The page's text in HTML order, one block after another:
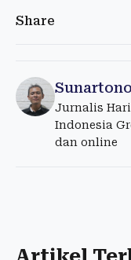
Share
Sunartono
Jurnalis
Indonesia
dan online